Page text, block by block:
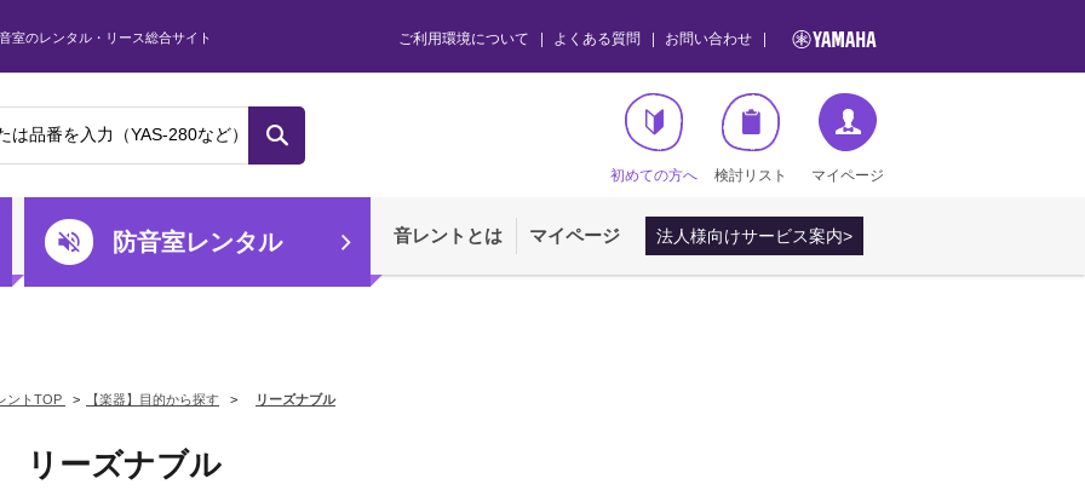
室のレンタル・リース総合サイト ご利用環境について よくある質問 お問い合わせ
初めての方へ 検討リスト マイページ
防音室レンタル 音レントとは マイページ 法人様向けサービス案内>
ントTOP > 【楽器】目的から探す > リーズナブル
リーズナブル